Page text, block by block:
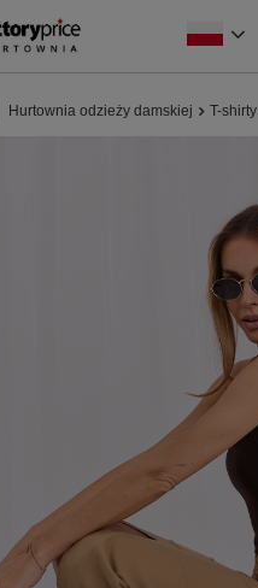
Hurtownia odzieży damskiej T-shirty